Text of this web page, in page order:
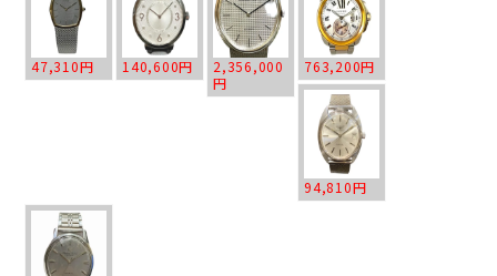
47,310円 140,600円
2,356,000
円
763,200円
94,810円